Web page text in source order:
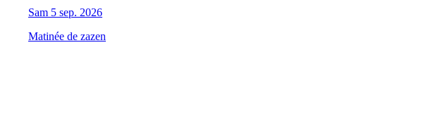
Sam 5 sep. 2026
Matinée de zazen